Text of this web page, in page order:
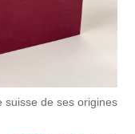
suisse de ses origines